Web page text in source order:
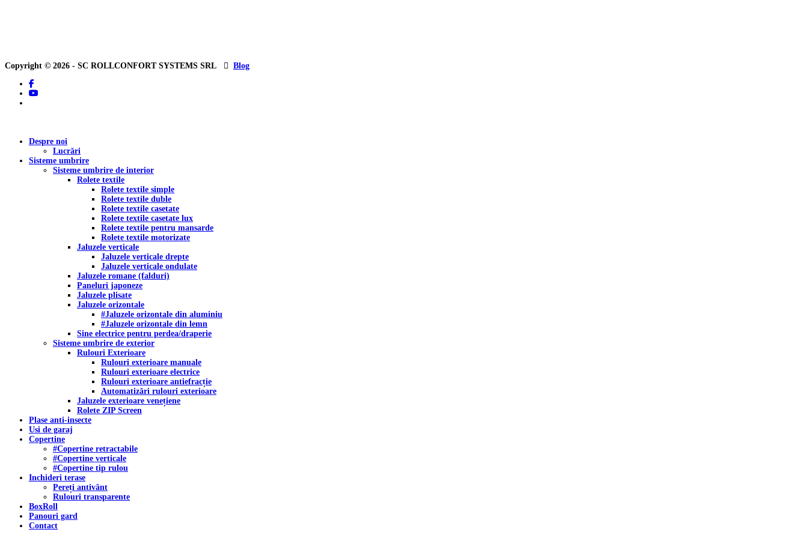
Copyright © 2026 - SC ROLLCONFORT SYSTEMS SRL
Blog
facebook
youtube
Close
Despre noi
Lucrări
Sisteme umbrire
Sisteme umbrire de interior
Rolete textile
Rolete textile simple
Rolete textile duble
Rolete textile casetate
Rolete textile casetate lux
Rolete textile pentru mansarde
Rolete textile motorizate
Jaluzele verticale
Jaluzele verticale drepte
Jaluzele verticale ondulate
Jaluzele romane (falduri)
Paneluri japoneze
Jaluzele plisate
Jaluzele orizontale
#Jaluzele orizontale din aluminiu
#Jaluzele orizontale din lemn
Sine electrice pentru perdea/draperie
Sisteme umbrire de exterior
Rulouri Exterioare
Rulouri exterioare manuale
Rulouri exterioare electrice
Rulouri exterioare antiefracție
Automatizări rulouri exterioare
Jaluzele exterioare venețiene
Rolete ZIP Screen
Plase anti-insecte
Usi de garaj
Copertine
#Copertine retractabile
#Copertine verticale
#Copertine tip rulou
Inchideri terase
Pereți antivânt
Rulouri transparente
BoxRoll
Panouri gard
Contact